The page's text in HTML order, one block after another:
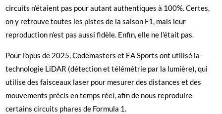
circuits n’étaient pas pour autant authentiques à 100%. Certes,
on y retrouve toutes les pistes de la saison F1, mais leur
reproduction n’est pas aussi fidèle. Enfin, elle ne l’était pas.
Pour l’opus de 2025, Codemasters et EA Sports ont utilisé la
technologie LiDAR (détection et télémétrie par la lumière), qui
utilise des faisceaux laser pour mesurer des distances et des
mouvements précis en temps réel, afin de nous reproduire
certains circuits phares de Formula 1.